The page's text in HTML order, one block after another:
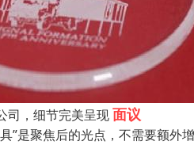
司，细节完美呈现面议
”是聚焦后的光点，不需要额